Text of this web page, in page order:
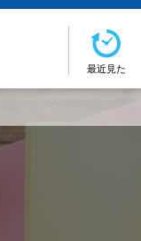
最近見た